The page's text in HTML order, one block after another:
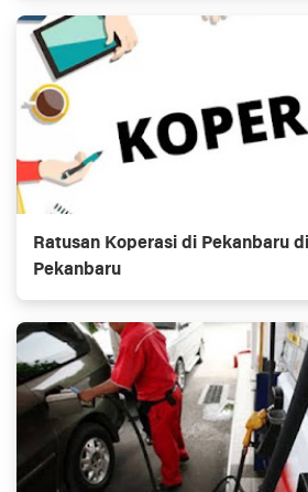
Ratusan Koperasi di Pekanbaru
Pekanbaru